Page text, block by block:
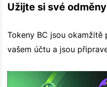
Užijte si své odměny
Tokeny BC jsou okamžitě
vašem účtu a jsou